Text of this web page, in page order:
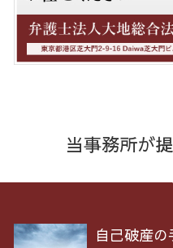
当事務所が
自己破産